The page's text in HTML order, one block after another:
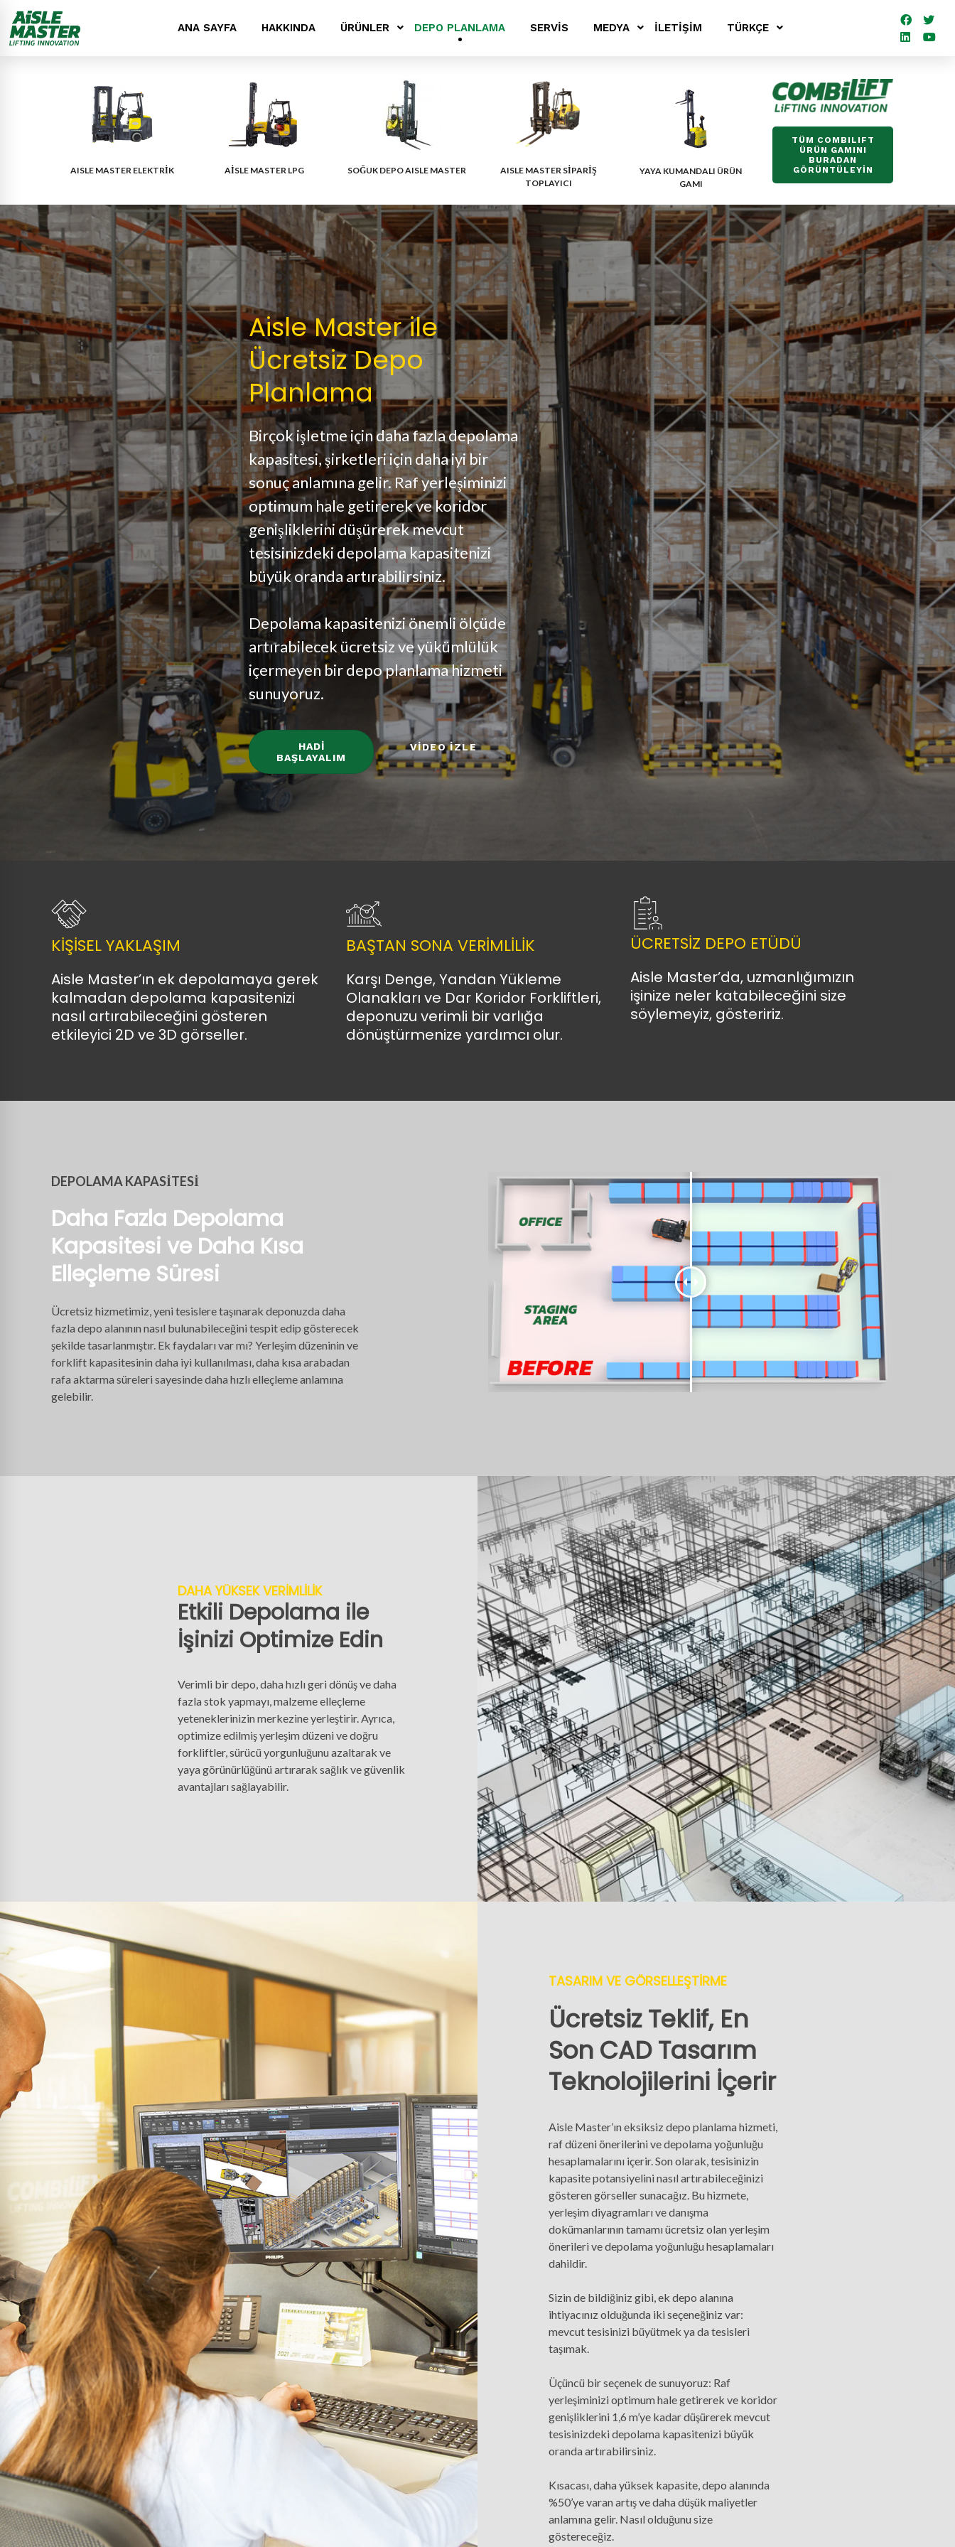
ANA SAYFA HAKKINDA ÜRÜNLER DEPO PLANLAMA SERVIS MEDYA İLETIŞIM TÜRKÇE
AISLE MASTER ELEKTRİK AISLE MASTER LPG SOĞUK DEPO AISLE MASTER
AISLE MASTER SİPARİŞ
TOPLAYICI
YAYA KUMANDALI ÜRÜN
GAMI
TÜM COMBILIFT
ÜRÜN GAMINI
BURADAN
GÖRÜNTÜLEYİN
Aisle Master ile
Ücretsiz Depo
Planlama
Birçok işletme için daha fazla depolama
kapasitesi, şirketleri için daha iyi bir
sonuç anlamına gelir. Raf yerleşiminizi
optimum hale getirerek ve koridor
genişliklerini düşürerek mevcut
tesisinizdeki depolama kapasitenizi
büyük oranda artırabilirsiniz.
Depolama kapasitenizi önemli ölçüde
artırabilecek ücretsiz ve yükümlülük
içermeyen bir depo planlama hizmeti
sunuyoruz.
HADİ
BAŞLAYALIM
VİDEO İZLE
KİŞİSEL YAKLAŞIM
Aisle Master’ın ek depolamaya gerek
kalmadan depolama kapasitenizi
nasıl artırabileceğini gösteren
etkileyici 2D ve 3D görseller.
BAŞTAN SONA VERİMLİLİK
Karşı Denge, Yandan Yükleme
Olanakları ve Dar Koridor Forkliftleri,
deponuzu verimli bir varlığa
dönüştürmenize yardımcı olur.
ÜCRETSİZ DEPO ETÜDÜ
Aisle Master’da, uzmanlığımızın
işinize neler katabileceğini size
söylemeyiz, gösteririz.
DEPOLAMA KAPASİTESİ
Daha Fazla Depolama
Kapasitesi ve Daha Kısa
Elleçleme Süresi
Ücretsiz hizmetimiz, yeni tesislere taşınarak deponuzda daha
fazla depo alanının nasıl bulunabileceğini tespit edip gösterecek
şekilde tasarlanmıştır. Ek faydaları var mı? Yerleşim düzeninin ve
forklift kapasitesinin daha iyi kullanılması, daha kısa arabadan
rafa aktarma süreleri sayesinde daha hızlı elleçleme anlamına
gelebilir.
DAHA YÜKSEK VERİMLİLİK
Etkili Depolama ile
İşinizi Optimize Edin
Verimli bir depo, daha hızlı geri dönüş ve daha
fazla stok yapmayı, malzeme elleçleme
yeteneklerinizin merkezine yerleştirir. Ayrıca,
optimize edilmiş yerleşim düzeni ve doğru
forkliftler, sürücü yorgunluğunu azaltarak ve
yaya görünürlüğünü artırarak sağlık ve güvenlik
avantajları sağlayabilir.
TASARIM VE GÖRSELLEŞTİRME
Ücretsiz Teklif, En
Son CAD Tasarım
Teknolojilerini İçerir
Aisle Master’ın eksiksiz depo planlama hizmeti,
raf düzeni önerilerini ve depolama yoğunluğu
hesaplamalarını içerir. Son olarak, tesisinizin
kapasite potansiyelini nasıl artırabileceğinizi
gösteren görseller sunacağız. Bu hizmete,
yerleşim diyagramları ve danışma
dokümanlarının tamamı ücretsiz olan yerleşim
önerileri ve depolama yoğunluğu hesaplamaları
dahildir.
Sizin de bildiğiniz gibi, ek depo alanına
ihtiyacınız olduğunda iki seçeneğiniz var:
mevcut tesisinizi büyütmek ya da tesisleri
taşımak.
Üçüncü bir seçenek de sunuyoruz: Raf
yerleşiminizi optimum hale getirerek ve koridor
genişliklerini 1,6 m’ye kadar düşürerek mevcut
tesisinizdeki depolama kapasitenizi büyük
oranda artırabilirsiniz.
Kısacası, daha yüksek kapasite, depo alanında
%50’ye varan artış ve daha düşük maliyetler
anlamına gelir. Nasıl olduğunu size
göstereceğiz.